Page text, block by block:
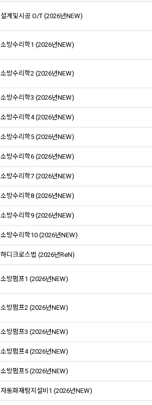
설계및시공 O/T (2026년NEW)
소방수리학1 (2026년NEW)
소방수리학2 (2026년NEW)
소방수리학3 (2026년NEW)
소방수리학4 (2026년NEW)
소방수리학5 (2026년NEW)
소방수리학6 (2026년NEW)
소방수리학7 (2026년NEW)
소방수리학8 (2026년NEW)
소방수리학9 (2026년NEW)
소방수리학10 (2026년NEW)
하디크로스법 (2026년ReN)
소방펌프1 (2026년NEW)
소방펌프2 (2026년NEW)
소방펌프3 (2026년NEW)
소방펌프4 (2026년NEW)
소방펌프5 (2026년NEW)
자동화재탐지설비1 (2026년NEW)